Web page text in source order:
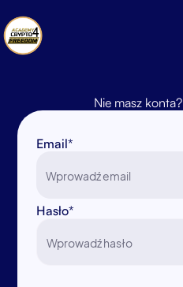
Nie masz konta?
Email*
Hasło*